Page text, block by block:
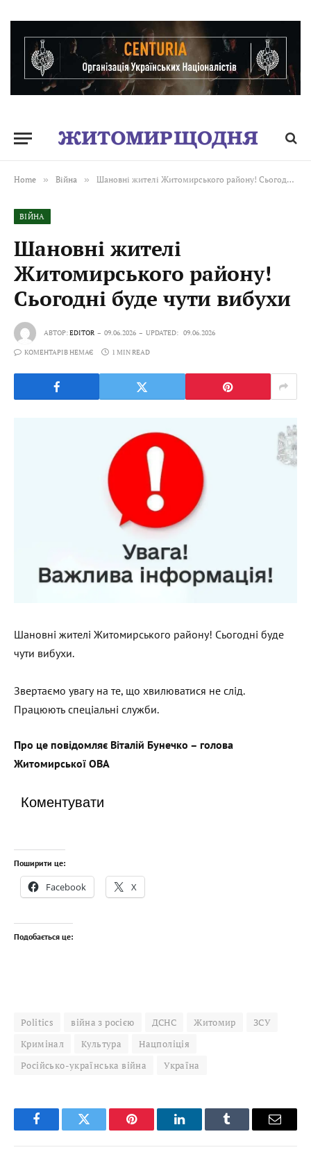
Home » Війна » Шановні жителі Житомирського району! Сьогодні буде чути вибухи
ВІЙНА
Шановні жителі
Житомирського району!
Сьогодні буде чути вибухи
АВТОР:EDITOR 09.06.2026 UPDATED: 09.06.2026
КОМЕНТАРІВ НЕМАЄ 1 MIN READ
Шановні жителі Житомирського району! Сьогодні буде
чути вибухи.
Звертаємо увагу на те, що хвилюватися не слід.
Працюють спеціальні служби.
Про це повідомляє Віталій Бунечко – голова
Житомирської ОВА
Коментувати
Поширити це:
Facebook X
Подобається це:
Politics війна з росією ДСНС Житомир
ЗСУ
Кримінал
Культура
Нацполіція
Російсько-українська війна
Україна
FacebookTwitter Pinterest LinkedInTumblr Email